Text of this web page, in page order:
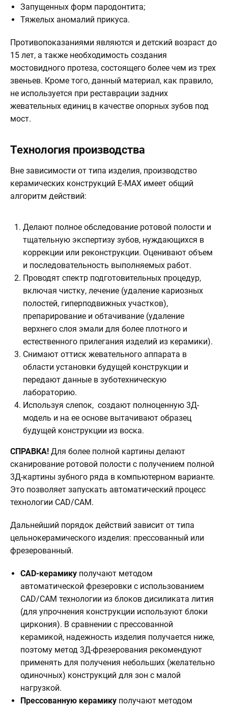
Запущенных форм пародонтита;
Тяжелых аномалий прикуса.
Противопоказаниями являются и детский возраст до
15 лет, а также необходимость создания
мостовидного протеза, состоящего более чем из трех
звеньев. Кроме того, данный материал, как правило,
не используется при реставрации задних
жевательных единиц в качестве опорных зубов под
мост.
Технология производства
Вне зависимости от типа изделия, производство
керамических конструкций E-MAX имеет общий
алгоритм действий:
Делают полное обследование ротовой полости и
тщательную экспертизу зубов, нуждающихся в
коррекции или реконструкции. Оценивают объем
и последовательность выполняемых работ.
Проводят спектр подготовительных процедур,
включая чистку, лечение (удаление кариозных
полостей, гиперподвижных участков),
препарирование и обтачивание (удаление
верхнего слоя эмали для более плотного и
естественного прилегания изделий из керамики).
Снимают оттиск жевательного аппарата в
области установки будущей конструкции и
передают данные в зуботехническую
лабораторию.
Используя слепок, создают полноценную 3Д-
модель и на ее основе вытачивают образец
будущей конструкции из воска.
СПРАВКА! Для более полной картины делают
сканирование ротовой полости с получением полной
3Д-картины зубного ряда в компьютерном варианте.
Это позволяет запускать автоматический процесс
технологии CAD/CAM.
Дальнейший порядок действий зависит от типа
цельнокерамического изделия: прессованный или
фрезерованный.
CAD-керамику получают методом
автоматической фрезеровки с использованием
CAD/CAM технологии из блоков дисиликата лития
(для упрочнения конструкции используют блоки
циркония). В сравнении с прессованной
керамикой, надежность изделия получается ниже,
поэтому метод 3Д-фрезерования рекомендуют
применять для получения небольших (желательно
одиночных) конструкций для зон с малой
нагрузкой.
Прессованную керамику получают методом